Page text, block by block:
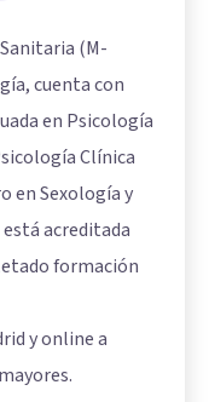
(M-
cuenta con
en Psicología
Clínica
en Sexología y
está acreditada
formación
y online a